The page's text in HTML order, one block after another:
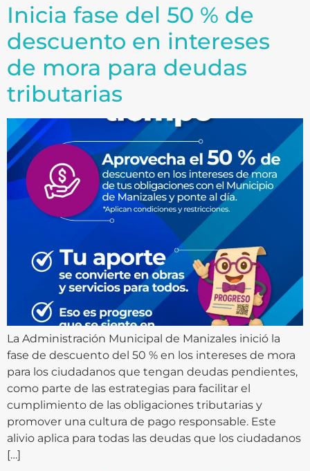
Inicia fase del 50 % de
descuento en intereses
de mora para deudas
tributarias
La Administración Municipal de Manizales inició la
fase de descuento del 50 % en los intereses de mora
para los ciudadanos que tengan deudas pendientes,
como parte de las estrategias para facilitar el
cumplimiento de las obligaciones tributarias y
promover una cultura de pago responsable. Este
alivio aplica para todas las deudas que los ciudadanos
[…]